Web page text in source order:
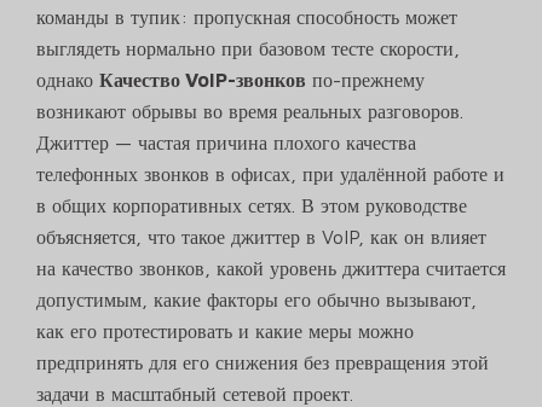
команды в тупик: пропускная способность может
выглядеть нормально при базовом тесте скорости,
однако Качество VoIP-звонков по-прежнему
возникают обрывы во время реальных разговоров.
Джиттер — частая причина плохого качества
телефонных звонков в офисах, при удалённой работе и
в общих корпоративных сетях. В этом руководстве
объясняется, что такое джиттер в VoIP, как он влияет
на качество звонков, какой уровень джиттера считается
допустимым, какие факторы его обычно вызывают,
как его протестировать и какие меры можно
предпринять для его снижения без превращения этой
задачи в масштабный сетевой проект.